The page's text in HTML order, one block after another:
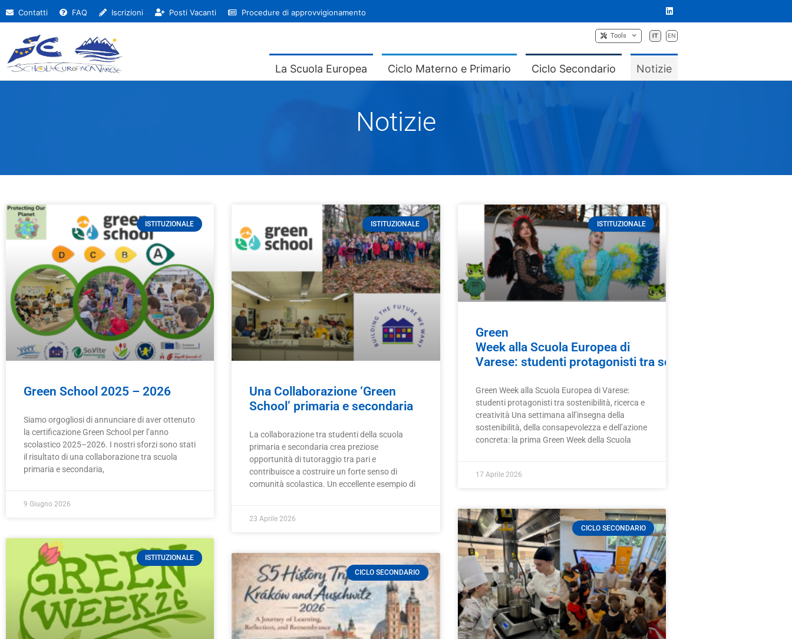
Contatti FAQ Iscrizioni Posti Vacanti Procedure di approvvigionamento
Tools IT EN
La Scuola Europea Ciclo Materno e Primario Ciclo Secondario Notizie
Notizie
ISTITUZIONALE
Green School 2025 – 2026
Siamo orgogliosi di annunciare di aver ottenuto
la certificazione Green School per l’anno
scolastico 2025–2026. I nostri sforzi sono stati
il risultato di una collaborazione tra scuola
primaria e secondaria,
9 Giugno 2026
ISTITUZIONALE
Una Collaborazione ‘Green
School’ primaria e secondaria
La collaborazione tra studenti della scuola
primaria e secondaria crea preziose
opportunità di tutoraggio tra pari e
contribuisce a costruire un forte senso di
comunità scolastica. Un eccellente esempio di
23 Aprile 2026
ISTITUZIONALE
Green
Week alla Scuola Europea di
Varese: studenti protagonisti tra sostenibilità, ricerca e
Green Week alla Scuola Europea di Varese:
studenti protagonisti tra sostenibilità, ricerca e
creatività Una settimana all’insegna della
sostenibilità, della consapevolezza e dell’azione
concreta: la prima Green Week della Scuola
17 Aprile 2026
ISTITUZIONALE
CICLO SECONDARIO
CICLO SECONDARIO